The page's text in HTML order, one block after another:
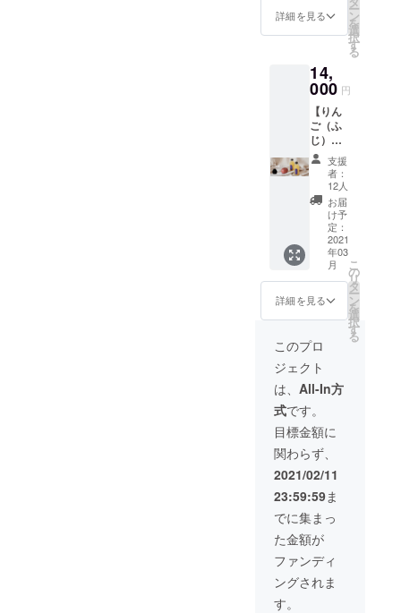
着丈：
袖丈：
64cm /
肩幅：
59cm
SIZE :
XL 着
丈：
79cm /
身幅：
66cm /
袖丈：
64cm /
肩幅：
62cm
SIZE :
XXL 着
丈：
70cm /
64cm /
肩幅：
67cm ※
送料込
みの価
格で
す。 ※
製造工
合等に
より出
荷時期
が遅れ
る場合
がござ
いま
Compa
ny™ ス
クエア
グ】 ・
りんご
（250m
l）6本
・SIWA
｜The
Fruits
Compa
ny™ ス
クエア
バッグ
1個 -
サイ
ズ：
H340 ×
W320 ×
D115
110g ※
長野県
産りん
ご（ふ
じ）果
汁100%
使用
（スト
レー
ト） ※
デザイ
ン・仕
様は一
部変更
になる
可能性
がござ
いま
詳細を見る ー
ン
を
選
択
す
る
14,
000 円
【りん
ご（ふ
じ）ス
トレー
ト
ジュー
ス
（250m
l）6本
セット
+ The
Fruits
Compa
ny™
Unifor
m
Hoodie
】 ・り
んご
（250m
l）6本
・The
Fruits
Compa
ny™
Unifor
m
Hoodie
1枚 -
カ
ラー：
ブラッ
ク（ボ
ディ） /
支援
者：
12人
お届
け予
定：
2021
年03
月
詳細を見る
こ
の
リ
タ
ー
ン
を
選
択
す
る
このプロ
ジェクト
は、 All-In方
式です。
目標金額に
関わらず、
2021/02/11
23:59:59ま
でに集まっ
た金額が
ファンディ
ングされま
す。